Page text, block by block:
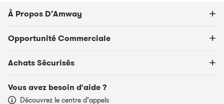
À Propos D’Amway
Opportunité Commerciale
Achats Sécurisés
Vous avez besoin d'aide ?
Découvrez le centre d’appels